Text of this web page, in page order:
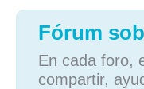
Fórum
En cada foro,
compartir,